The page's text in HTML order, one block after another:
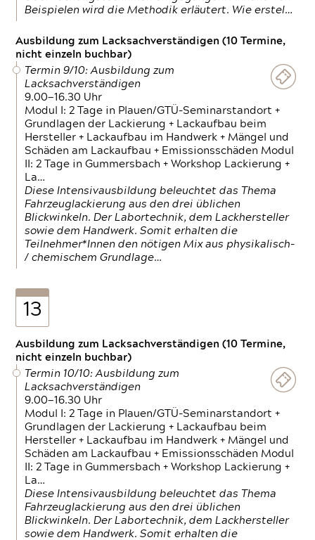
Beispielen wird die Methodik erläutert. Wie erstel…
Ausbildung zum Lacksachverständigen (10 Termine,
nicht einzeln buchbar)
Termin 9/10: Ausbildung zum
Lacksachverständigen
9.00—16.30 Uhr
Modul I: 2 Tage in Plauen/GTÜ-Seminarstandort +
Grundlagen der Lackierung + Lackaufbau beim
Hersteller + Lackaufbau im Handwerk + Mängel und
Schäden am Lackaufbau + Emissionsschäden Modul
II: 2 Tage in Gummersbach + Workshop Lackierung +
La…
Diese Intensivausbildung beleuchtet das Thema
Fahrzeuglackierung aus den drei üblichen
Blickwinkeln. Der Labortechnik, dem Lackhersteller
sowie dem Handwerk. Somit erhalten die
Teilnehmer*Innen den nötigen Mix aus physikalisch-
/ chemischem Grundlage…
13
Ausbildung zum Lacksachverständigen (10 Termine,
nicht einzeln buchbar)
Termin 10/10: Ausbildung zum
Lacksachverständigen
9.00—16.30 Uhr
Modul I: 2 Tage in Plauen/GTÜ-Seminarstandort +
Grundlagen der Lackierung + Lackaufbau beim
Hersteller + Lackaufbau im Handwerk + Mängel und
Schäden am Lackaufbau + Emissionsschäden Modul
II: 2 Tage in Gummersbach + Workshop Lackierung +
La…
Diese Intensivausbildung beleuchtet das Thema
Fahrzeuglackierung aus den drei üblichen
Blickwinkeln. Der Labortechnik, dem Lackhersteller
sowie dem Handwerk. Somit erhalten die